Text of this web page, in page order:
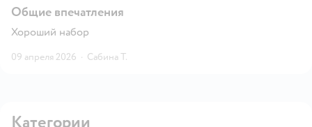
Общие впечатления
Хороший набор
09 апреля 2026 · Сабина Т.
Категории